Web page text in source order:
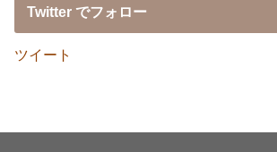
Twitter でフォロー
ツイート